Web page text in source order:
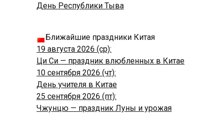
День Республики Тыва
Ближайшие праздники Китая
19 августа 2026 (ср):
Ци Си — праздник влюбленных в Китае
10 сентября 2026 (чт):
День учителя в Китае
25 сентября 2026 (пт):
Чжунцю — праздник Луны и урожая